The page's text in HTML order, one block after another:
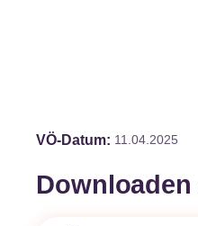
VÖ-Datum 11.04.2025
Downloaden